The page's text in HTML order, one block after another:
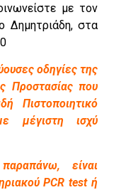
με τον
στα
οδηγίες της
Προστασίας που
Πιστοποιητικό
μέγιστη ισχύ
είναι
PCR test ή